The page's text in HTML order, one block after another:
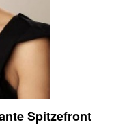
Spitzefront